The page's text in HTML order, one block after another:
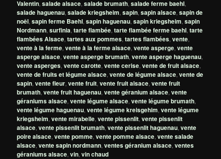
Valentin,salade alsace,salade brumath,salade ferme baehl,
salade haguenau,salade kriegsheim,sapin,sapin alsace,sapin de
noêl,sapin ferme Baehl,sapin haguenau,sapin kriegsheim,sapin
Nordmann,surfinia,tarte flambée,tarte flambée ferme baehl,tarte
flambées Alsace,tartes aux pommes,tartes flambées,vente,
vente à la ferme,vente à la ferme alsace,vente asperge,vente
asperge alsace,vente asperge brumath,vente asperge haguenau,
vente asperges,vente carotte,vente cerise,vente de fruit alsace,
vente de fruits et légume alsace,vente de légume alsace,vente de
sapin,vente fleur,vente fruit,vente fruit alsace,vente fruit
brumath,vente fruit haguenau,vente géranium alsace,vente
géraniums alsace,vente légume alsace,vente légume brumath,
vente légume haguenau,vente légume kreisgehim,vente légume
kriegsheim,vente mirabelle,vente pissenlit,vente pissenlit
alsace,vente pissenlit brumath,vente pissenlit haguenau,vente
poire alsace,vente pomme,vente pomme alsace,vente salade
alsace,vente sapin nordmann,ventes géranium alsace,ventes
géraniums alsace,vin,vin chaud